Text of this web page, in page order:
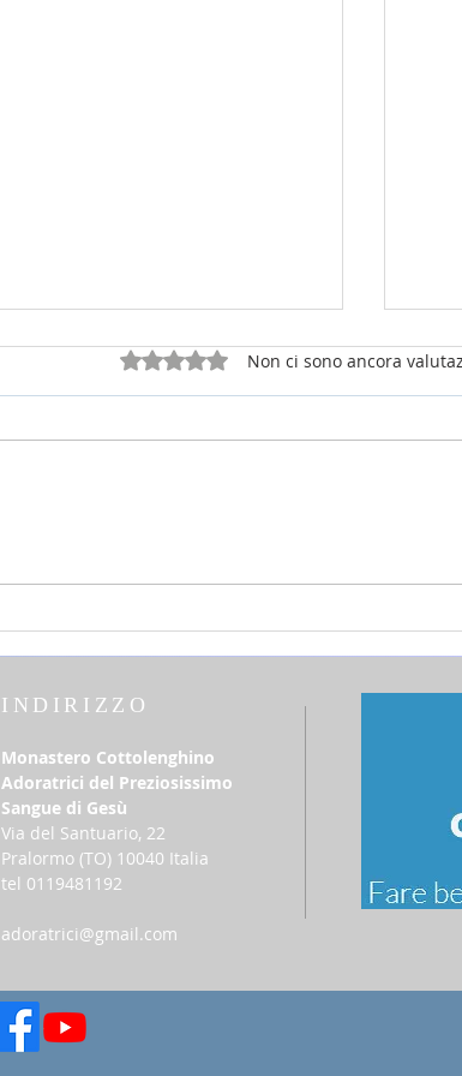
Valutazione 0 stelle su 5.
Non ci sono ancora
INDIRIZZO
Monastero Cottolenghino
Adoratrici del Preziosissimo
Sangue di Gesù
Via del Santuario, 22
​Pralormo (TO) 10040 Italia
tel 0119481192
adoratrici@gmail.com